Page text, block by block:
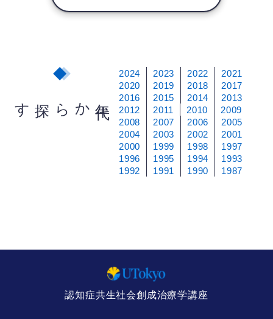
から探す
2024 2023 2022
2021
2020
2019 2018
2017
2016
2015 2014
2013
2012
2011 2010
2009
2008
2007 2006
2005
2004
2003 2002
2001
2000
1999 1998
1997
1996
1995 1994
1993
1992
1991 1990 1987
認知症共生社会創成治療学講座